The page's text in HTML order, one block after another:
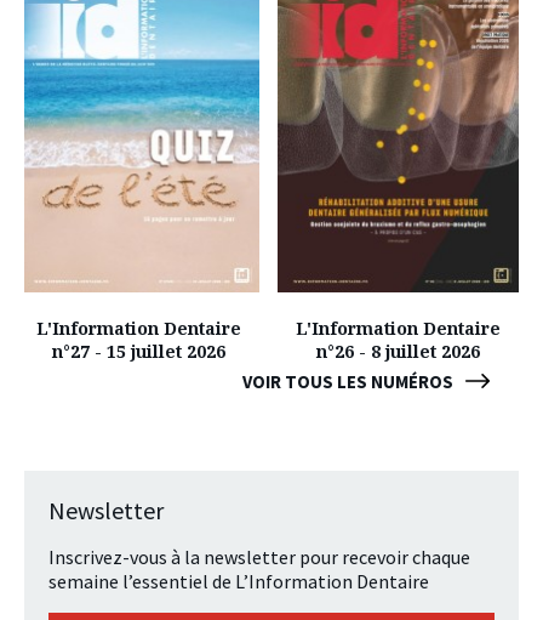
VOIR TOUS LES NUMÉROS
L'Information Dentaire
n°27 - 15 juillet 2026
L'Information Dentaire
n°26 - 8 juillet 2026
Newsletter
Inscrivez-vous à la newsletter pour recevoir chaque
semaine l’essentiel de L’Information Dentaire